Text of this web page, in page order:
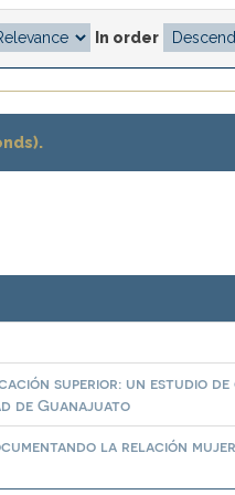
In order
superior: un estudio de
de Guanajuato
la relación